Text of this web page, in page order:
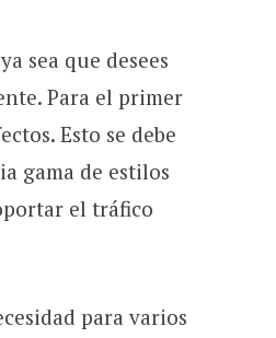
sea que desees
Para el primer
Esto se debe
gama de estilos
el tráfico
para varios